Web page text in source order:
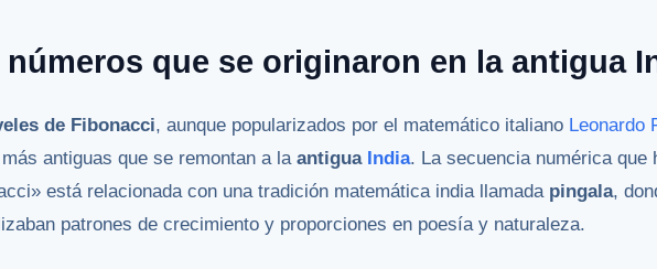
números que se originaron en la antigua
de Fibonacci, aunque popularizados por el matemático italiano Leonardo
antiguas que se remontan a la antigua India. La secuencia numérica que
está relacionada con una tradición matemática india llamada pingala,
patrones de crecimiento y proporciones en poesía y naturaleza.